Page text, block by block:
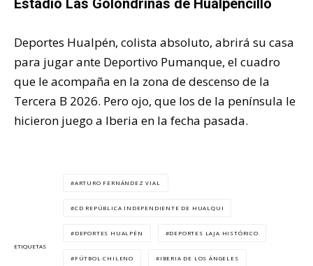
Estadio Las Golondrinas de Hualpencillo
Deportes Hualpén, colista absoluto, abrirá su casa
para jugar ante Deportivo Pumanque, el cuadro
que le acompaña en la zona de descenso de la
Tercera B 2026. Pero ojo, que los de la península le
hicieron juego a Iberia en la fecha pasada.
ETIQUETAS
ARTURO FERNÁNDEZ VIAL
CD REPÚBLICA INDEPENDIENTE DE HUALQUI
DEPORTES HUALPÉN DEPORTES LAJA HISTÓRICO
FÚTBOL CHILENO IBERIA DE LOS ÁNGELES